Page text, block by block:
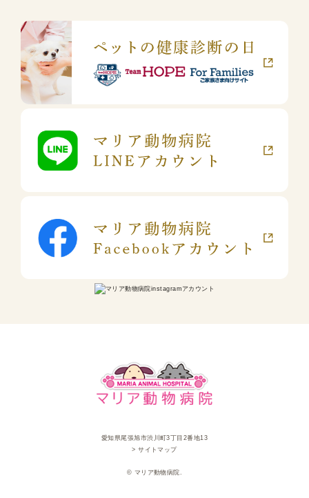
愛知県尾張旭市渋川町3丁目2番地13
> サイトマップ
© マリア動物病院.